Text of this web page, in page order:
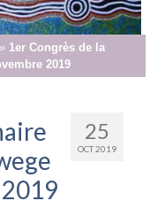
» 1er Congrès de la
2019
25
OCT 2019